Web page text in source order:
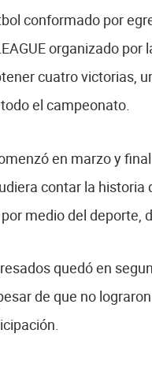
conformado por
organizado
cuatro victorias,
el campeonato.
en marzo y
contar la
medio del deporte,
quedó en
de que no